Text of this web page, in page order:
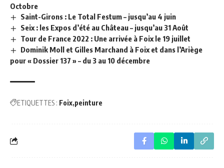
Octobre
Saint-Girons : Le Total Festum – jusqu’au 4 juin
Seix : les Expos d’été au Château – jusqu’au 31 Août
Tour de France 2022 : Une arrivée à Foix le 19 juillet
Dominik Moll et Gilles Marchand à Foix et dans l’Ariège
pour « Dossier 137 » – du 3 au 10 décembre
ETIQUETTES : Foix peinture